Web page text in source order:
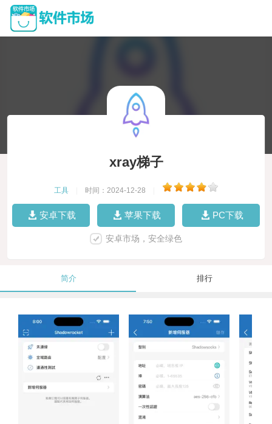
xray梯子
工具 时间：2024-12-28
安卓下载 苹果下载 PC下载
安卓市场，安全绿色
简介 排行